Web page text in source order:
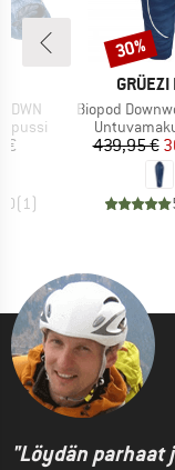
DWN
€
( 1)
MERKKI
GRÜEZI
Tuote
Biopod
Tuoteryhmä
439,95 €
Alennus
30%
"Löydän